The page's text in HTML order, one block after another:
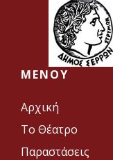
MENOY
Αρχική
Το Θέατρο
Παραστάσεις